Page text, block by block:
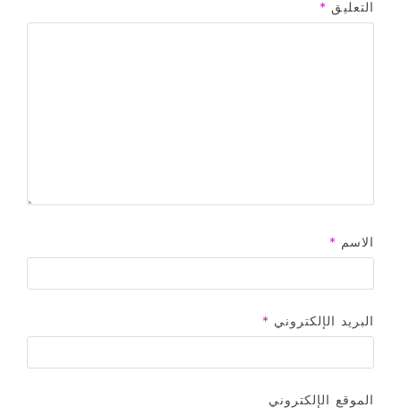
التعليق *
الاسم *
البريد الإلكتروني *
الموقع الإلكتروني